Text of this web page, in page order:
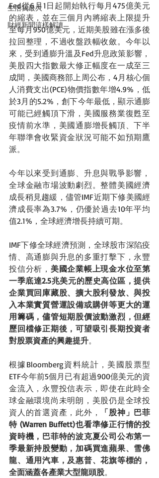
生活我最大
財經新聞這樣解讀
Fed從6月1日起開始執行每月475億美元
的縮表，並在三個月內將縮表上限提升
至每月950億美元，近期美股雖在漲多後
拉回整理，不過收盤跌幅收斂。今年以
來，受到通膨升溫及Fed升息政策影響，
美股四大指數最大修正幅度在一成至三
成間，美國商務部上周公布，4月核心個
人消費支出(PCE)物價指數年增4.9%，低
於3月的5.2%，創下今年最低，顯示通膨
可能已經觸頂下滑，美國服務業復甦至
疫情前水準，美國通膨增長觸頂、下半
年聯準會收緊資金狀況可能不如預期鷹
派。
今年以來受到通膨、升息與戰爭影響，
全球金融市場波動劇烈。整體美國經濟
成長稍見趨緩，儘管IMF近期下修美國經
濟成長率為3.7%，仍優於過去10年平均
值2.1%，全球經濟增長持續可期。
IMF下修全球經濟預測，全球股市深陷疫
情、高通膨與升息的多重打擊下，永豐
投信分析， 美國企業帳上現金水位至第
一季底達2.5兆美元的歷史高位區，提供
企業買回庫藏股、擴大股利發放、與投
入本業實質營運設備或購併等更大的運
用籌碼，儘管短期股價波動激烈，但經
歷回檔修正期後，可望吸引長期投資者
對股票資產的興趣提升。
根據Bloomberg資料統計，美國股票型
ETF今年前5個月已有超過900億美元的資
金流入，永豐投信表示，即使在此時全
球金融環境尚未明朗，美股仍是全球投
資人的首選資產，此外，
「股神」巴菲
特 (Warren Buffett)也看準修正行情的投
資時機，巴菲特的波克夏公司公布第一
季最新持股變動，加碼買進蘋果、雪佛
龍、通用汽車，及惠普、花旗等標的，
全面涵蓋各產業大型龍頭股。